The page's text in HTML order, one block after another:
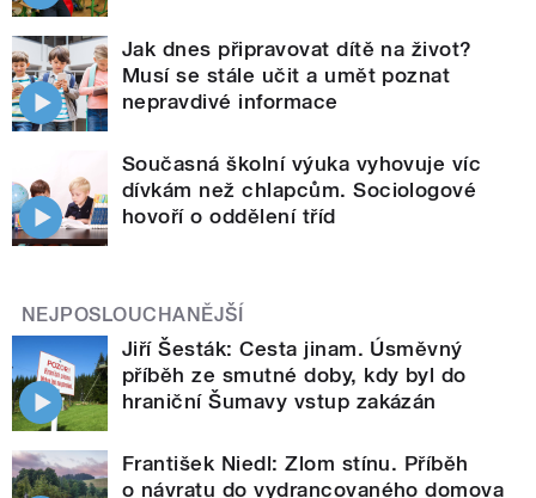
Jak dnes připravovat dítě na život?
Musí se stále učit a umět poznat
nepravdivé informace
Současná školní výuka vyhovuje víc
dívkám než chlapcům. Sociologové
hovoří o oddělení tříd
NEJPOSLOUCHANĚJŠÍ
Jiří Šesták: Cesta jinam. Úsměvný
příběh ze smutné doby, kdy byl do
hraniční Šumavy vstup zakázán
František Niedl: Zlom stínu. Příběh
o návratu do vydrancovaného domova